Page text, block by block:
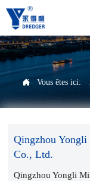
 Vous êtes ici:
Qingzhou
Co., Ltd.
Qingzhou Yongli